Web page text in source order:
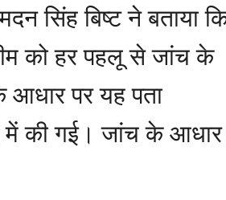
सिंह बिष्ट ने बताया
को हर पहलू से जांच के
आधार पर यह पता
में की गई। जांच के आधार